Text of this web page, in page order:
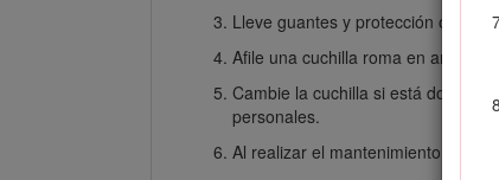
Lleve guantes y protección ocular
Afile una cuchilla roma en ambos
Cambie la cuchilla si está
personales.
Al realizar el mantenimiento de la